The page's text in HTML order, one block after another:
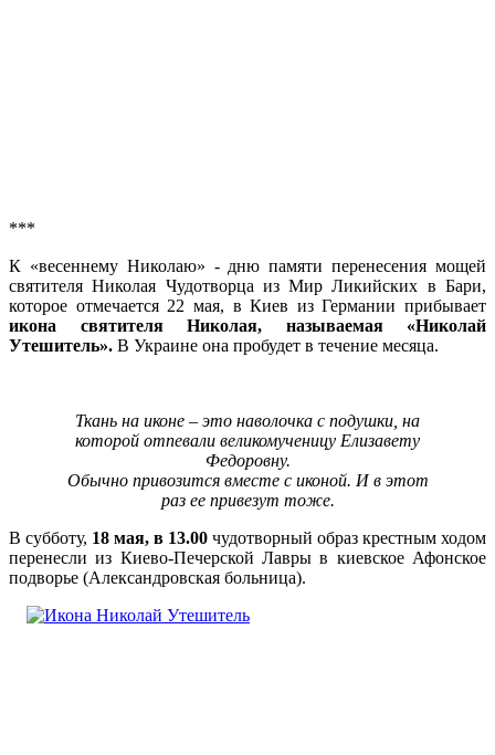
***
К «весеннему Николаю» - дню памяти перенесения мощей
святителя Николая Чудотворца из Мир Ликийских в Бари,
которое отмечается 22 мая, в Киев из Германии прибывает
икона святителя Николая, называемая «Николай
Утешитель». В Украине она пробудет в течение месяца.
Ткань на иконе – это наволочка с подушки, на
которой отпевали великомученицу Елизавету
Федоровну.
Обычно привозится вместе с иконой. И в этот
раз ее привезут тоже.
В субботу, 18 мая, в 13.00 чудотворный образ крестным ходом
перенесли из Киево-Печерской Лавры в киевское Афонское
подворье (Александровская больница).